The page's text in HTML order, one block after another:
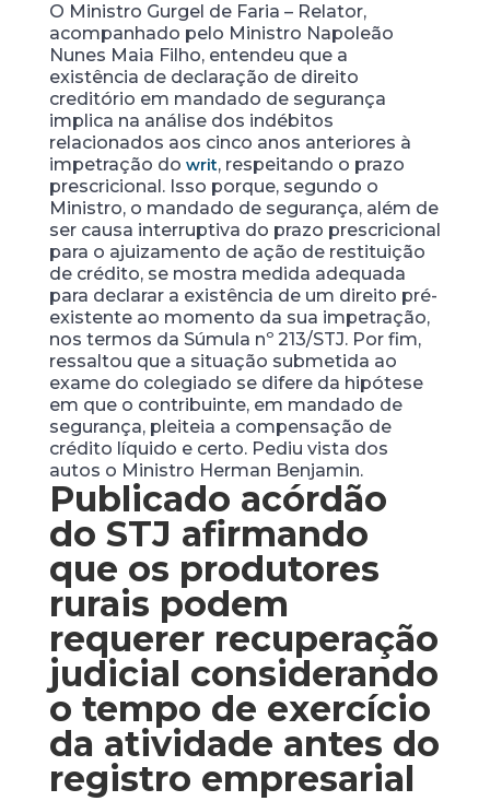
O Ministro Gurgel de Faria – Relator,
acompanhado pelo Ministro Napoleão
Nunes Maia Filho, entendeu que a
existência de declaração de direito
creditório em mandado de segurança
implica na análise dos indébitos
relacionados aos cinco anos anteriores à
impetração do writ, respeitando o prazo
prescricional. Isso porque, segundo o
Ministro, o mandado de segurança, além de
ser causa interruptiva do prazo prescricional
para o ajuizamento de ação de restituição
de crédito, se mostra medida adequada
para declarar a existência de um direito pré-
existente ao momento da sua impetração,
nos termos da Súmula nº 213/STJ. Por fim,
ressaltou que a situação submetida ao
exame do colegiado se difere da hipótese
em que o contribuinte, em mandado de
segurança, pleiteia a compensação de
crédito líquido e certo. Pediu vista dos
autos o Ministro Herman Benjamin.
Publicado acórdão
do STJ afirmando
que os produtores
rurais podem
requerer recuperação
judicial considerando
o tempo de exercício
da atividade antes do
registro empresarial